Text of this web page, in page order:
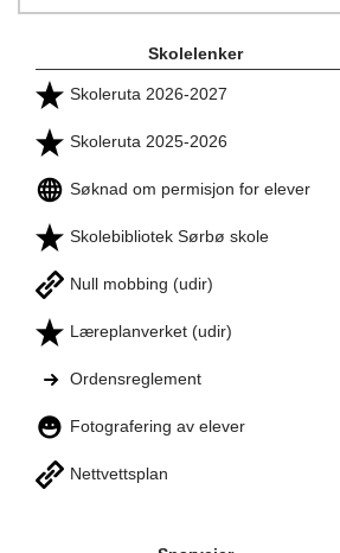
Skolelenker
Skoleruta 2026-2027
Skoleruta 2025-2026
Søknad om permisjon for elever
Skolebibliotek Sørbø skole
Null mobbing (udir)
Læreplanverket (udir)
Ordensreglement
Fotografering av elever
Nettvettsplan